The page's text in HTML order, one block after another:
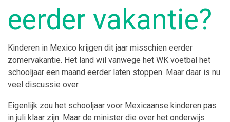
eerder vakantie?
Kinderen in Mexico krijgen dit jaar misschien eerder
zomervakantie. Het land wil vanwege het WK voetbal het
schooljaar een maand eerder laten stoppen. Maar daar is nu
veel discussie over.
Eigenlijk zou het schooljaar voor Mexicaanse kinderen pas
in juli klaar zijn. Maar de minister die over het onderwijs